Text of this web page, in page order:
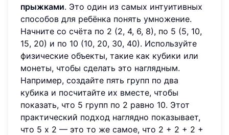
прыжками. Это один из самых интуитивных
способов для ребёнка понять умножение.
Начните со счёта по 2 (2, 4, 6, 8), по 5 (5, 10,
15, 20) и по 10 (10, 20, 30, 40). Используйте
физические объекты, такие как кубики или
монеты, чтобы сделать это наглядным.
Например, создайте пять групп по два
кубика и посчитайте их вместе, чтобы
показать, что 5 групп по 2 равно 10. Этот
практический подход наглядно показывает,
что 5 x 2 — это то же самое, что 2 + 2 + 2 +